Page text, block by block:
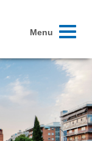
Toggle
Menu